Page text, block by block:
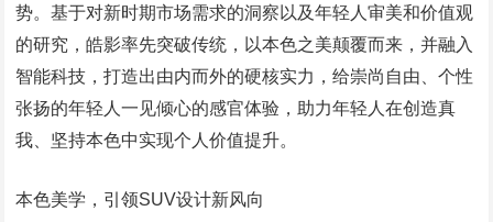
势。基于对新时期市场需求的洞察以及年轻人审美和价值观
的研究，皓影率先突破传统，以本色之美颠覆而来，并融入
智能科技，打造出由内而外的硬核实力，给崇尚自由、个性
张扬的年轻人一见倾心的感官体验，助力年轻人在创造真
我、坚持本色中实现个人价值提升。
本色美学，引领SUV设计新风向